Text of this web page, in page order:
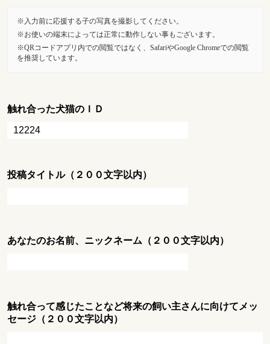
入力前に応援する子の写真を撮影してください。
お使いの端末によっては正常に動作しない事もございます。
QRコードアプリ内での閲覧ではなく、SafariやGoogle Chromeでの閲覧
を推奨しています。
触れ合った犬猫のＩＤ
投稿タイトル（２００文字以内）
あなたのお名前、ニックネーム（２００文字以内）
触れ合って感じたことなど将来の飼い主さんに向けてメッ
セージ（２００文字以内）